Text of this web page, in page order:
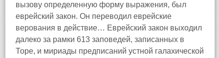
вызову определенную форму выражения, был
еврейский закон. Он переводил еврейские
верования в действие… Еврейский закон выходил
далеко за рамки 613 заповедей, записанных в
Торе, и мириады предписаний устной галахической